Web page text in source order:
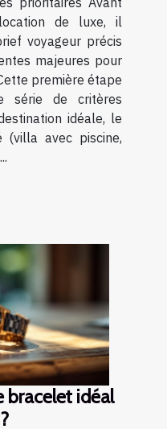
de luxe, il
voyageur précis
majeures pour
première étape
série de critères
idéale, le
(villa avec piscine,
bracelet idéal